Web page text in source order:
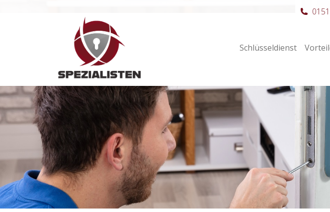
Hauptnavigation Schlüsseldienst